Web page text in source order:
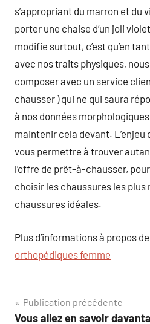
s’appropriant du marron et du
porter une chaise d’un joli
modifie surtout, c’est qu’en
avec nos traits physiques,
composer avec un service
chausser ) qui ne qui saura
à nos données
maintenir cela devant. L’enjeu
vous permettre à trouver
l’offre de prêt-à-chausser,
choisir les chaussures les plus
chaussures idéales.
Plus d’informations à propos de
orthopédiques femme
Navigation
Publication précédente
Vous allez en savoir